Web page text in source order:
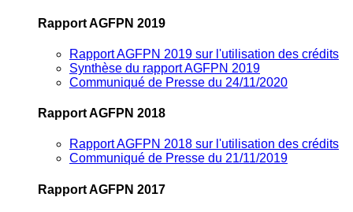
Rapport AGFPN 2019
Rapport AGFPN 2019 sur l'utilisation des crédits
Synthèse du rapport AGFPN 2019
Communiqué de Presse du 24/11/2020
Rapport AGFPN 2018
Rapport AGFPN 2018 sur l'utilisation des crédits
Communiqué de Presse du 21/11/2019
Rapport AGFPN 2017